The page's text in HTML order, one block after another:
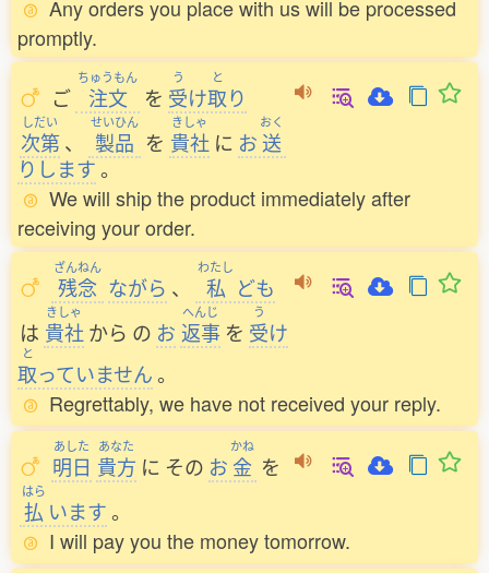
Any orders you place with us will be processed
promptly.
ご
ちゅうもん
注文 を
う
受け
と
取り
しだい
次第 、
せいひん
製品 を
きしゃ
貴社 に お
おく
送
りします。
We will ship the product immediately after
receiving your order.
ざんねん
残念 ながら 、
わたし
私 ども
は
きしゃ
貴社 から の お
へんじ
返事 を
う
受け
と
取っていません。
Regrettably, we have not received your reply.
あした
明日
あなた
貴方 に その お
かね
金 を
はら
払 います。
I will pay you the money tomorrow.